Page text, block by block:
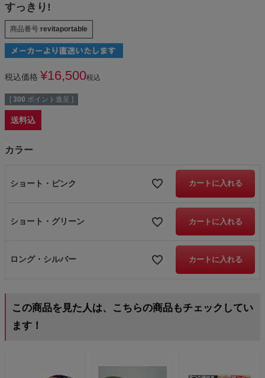
すっきり!
商品番号 revitaportable
税込価格 ¥16,500税込
[ 300 ポイント進呈 ]
送料込
カラー
ショート・ピンク カートに入れる
ショート・グリーン カートに入れる
ロング・シルバー カートに入れる
この商品を見た人は、こちらの商品もチェックしてい
ます！